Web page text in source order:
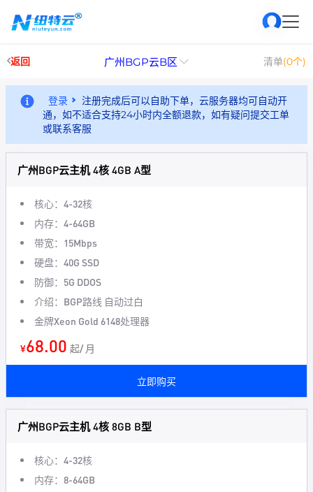
返回 广州BGP云B区 清单(0个)
登录
注册完成后可以自助下单，云服务器均可自动开
通，如不适合支持24小时内全额退款，如有疑问提交工单
或联系客服
广州BGP云主机 4核 4GB A型
核心：4-32核
内存：4-64GB
带宽：15Mbps
硬盘：40G SSD
防御：5G DDOS
介绍：BGP路线 自动过白
金牌Xeon Gold 6148处理器
¥68.00 起/ 月
立即购买
广州BGP云主机 4核 8GB B型
核心：4-32核
内存：8-64GB